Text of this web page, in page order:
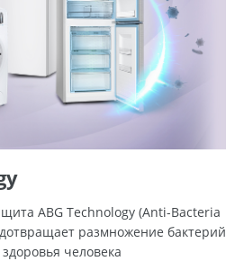
ABG Technology (Anti-Bacteria
размножение бактерий
человека